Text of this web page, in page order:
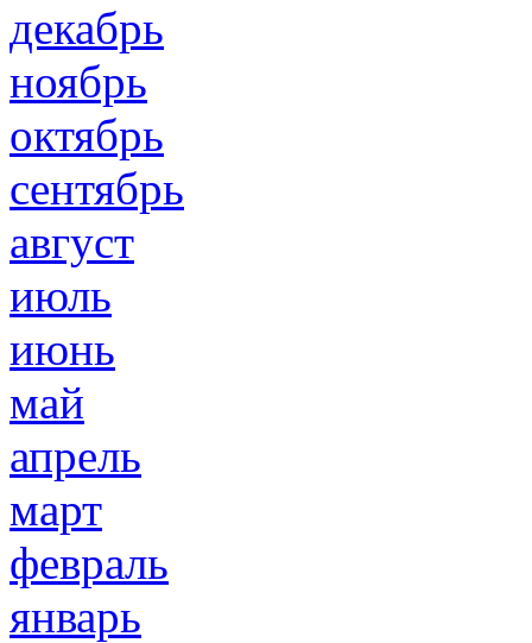
декабрь
ноябрь
октябрь
сентябрь
август
июль
июнь
май
апрель
март
февраль
январь